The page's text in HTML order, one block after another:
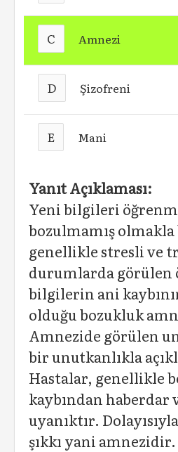
C Amnezi
D Şizofreni
E Mani
Yanıt Açıklaması:
Yeni bilgileri
bozulmamış
genellikle stresli ve
durumlarda görülen
bilgilerin ani
olduğu bozukluk
Amnezide görülen
bir unutkanlıkla
Hastalar, genellikle
kaybından haberdar
uyanıktır.
şıkkı yani amnezidir.